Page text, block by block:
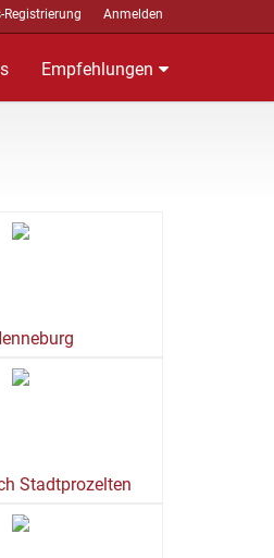
Registrierung Anmelden
Empfehlungen
Stadtprozelten